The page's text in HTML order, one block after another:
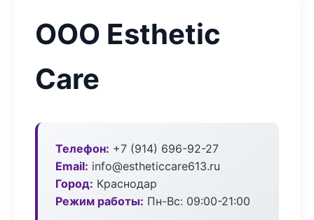
ООО Esthetic
Care
Телефон: +7 (914) 696-92-27
Email: info@estheticcare613.ru
Город: Краснодар
Режим работы: Пн-Вс: 09:00-21:00